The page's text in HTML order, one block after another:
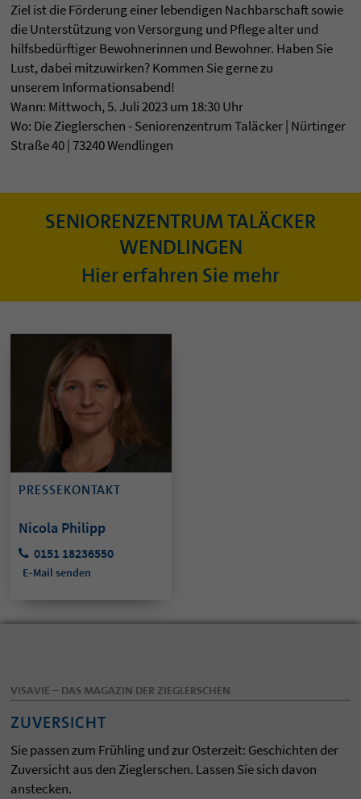
Ziel ist die Förderung einer lebendigen Nachbarschaft sowie
die Unterstützung von Versorgung und Pflege alter und
hilfsbedürftiger Bewohnerinnen und Bewohner. Haben Sie
Lust, dabei mitzuwirken? Kommen Sie gerne zu
unserem Informationsabend!
Wann: Mittwoch, 5. Juli 2023 um 18:30 Uhr
Wo: Die Zieglerschen - Seniorenzentrum Taläcker | Nürtinger
Straße 40 | 73240 Wendlingen
SENIORENZENTRUM TALÄCKER
WENDLINGEN
Hier erfahren Sie mehr
PRESSEKONTAKT
Nicola Philipp
0151 18236550
E-Mail senden
VISAVIE – DAS MAGAZIN DER ZIEGLERSCHEN
ZUVERSICHT
Sie passen zum Frühling und zur Osterzeit: Geschichten der
Zuversicht aus den Zieglerschen. Lassen Sie sich davon
anstecken.